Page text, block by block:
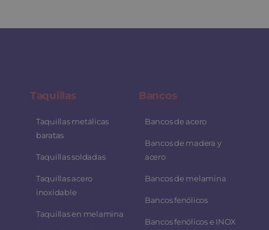
Taquillas
Taquillas metálicas
baratas
Taquillas soldadas
Taquillas acero
inoxidable
Taquillas en melamina
Bancos
Bancos de acero
Bancos de madera y
acero
Bancos de melamina
Bancos fenólicos
Bancos fenólicos e INOX